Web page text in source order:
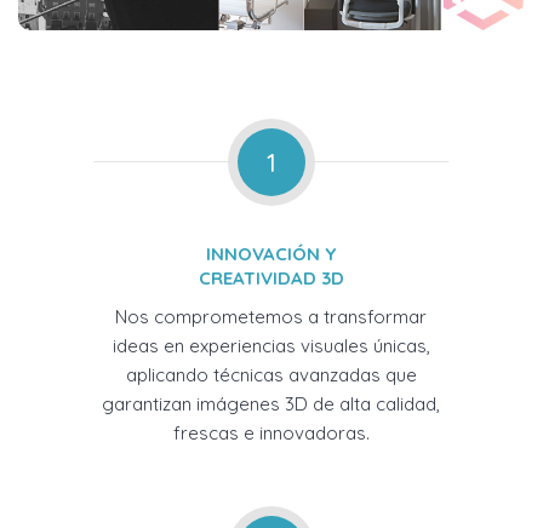
1
INNOVACIÓN Y
CREATIVIDAD 3D
Nos comprometemos a transformar
ideas en experiencias visuales únicas,
aplicando técnicas avanzadas que
garantizan imágenes 3D de alta calidad,
frescas e innovadoras.